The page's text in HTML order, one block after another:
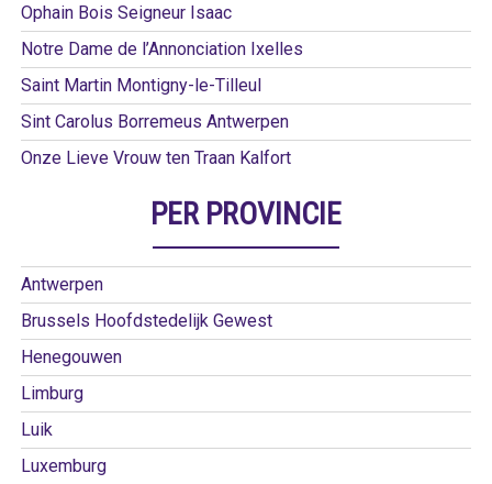
Ophain Bois Seigneur Isaac
Notre Dame de l’Annonciation Ixelles
Saint Martin Montigny-le-Tilleul
Sint Carolus Borremeus Antwerpen
Onze Lieve Vrouw ten Traan Kalfort
PER PROVINCIE
Antwerpen
Brussels Hoofdstedelijk Gewest
Henegouwen
Limburg
Luik
Luxemburg